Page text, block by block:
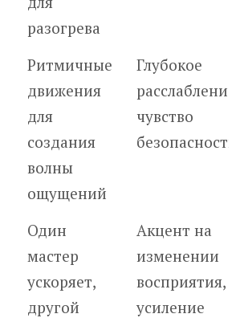
разогрева
Ритмичные
движения
для
создания
волны
ощущений
Глубокое
чувство
Один
мастер
ускоряет,
другой
Акцент на
изменении
восприятия,
усиление